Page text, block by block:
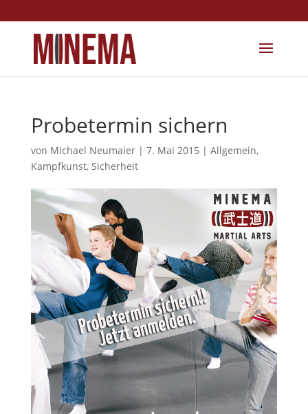
Probetermin sichern
von Michael Neumaier| 7. Mai 2015 | Allgemein,
Kampfkunst, Sicherheit